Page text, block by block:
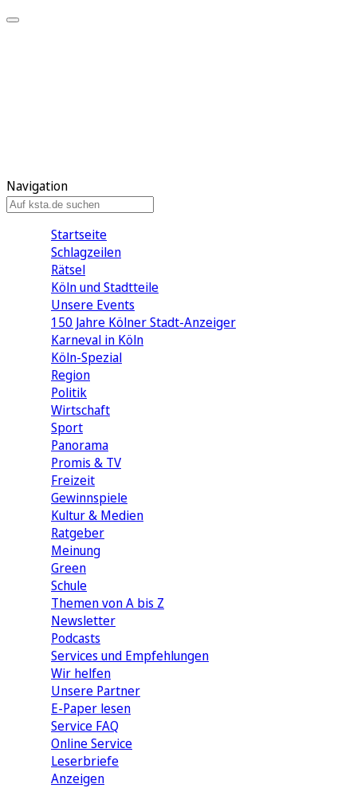
Navigation
Startseite
Schlagzeilen
Rätsel
Köln und Stadtteile
Unsere Events
150 Jahre Kölner Stadt-Anzeiger
Karneval in Köln
Köln-Spezial
Region
Politik
Wirtschaft
Sport
Panorama
Promis & TV
Freizeit
Gewinnspiele
Kultur & Medien
Ratgeber
Meinung
Green
Schule
Themen von A bis Z
Newsletter
Podcasts
Services und Empfehlungen
Wir helfen
Unsere Partner
E-Paper lesen
Service FAQ
Online Service
Leserbriefe
Anzeigen